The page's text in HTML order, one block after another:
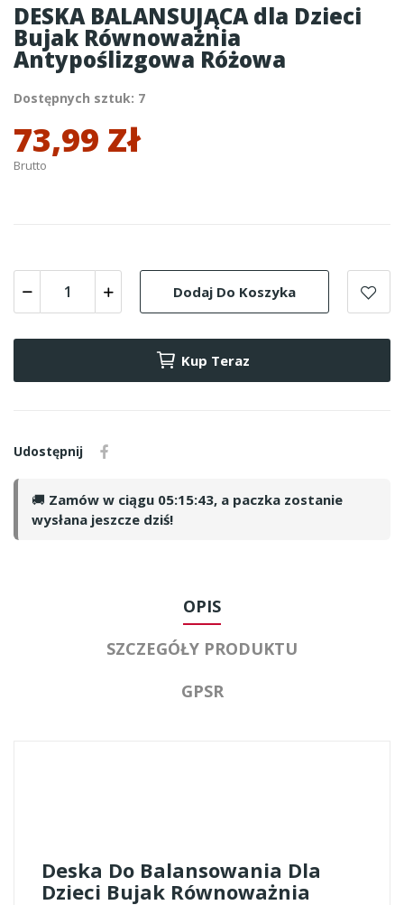
DESKA BALANSUJĄCA dla Dzieci
Bujak Równoważnia
Antypoślizgowa Różowa
Dostępnych sztuk: 7
73,99 Zł
Brutto
Dodaj Do Koszyka
Kup Teraz
Udostępnij
🚚 Zamów w ciągu 05:15:42, a paczka zostanie
wysłana jeszcze dziś!
OPIS
SZCZEGÓŁY PRODUKTU
GPSR
Deska Do Balansowania Dla
Dzieci Bujak Równoważnia